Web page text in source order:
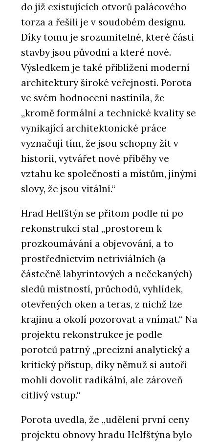
do již existujících otvorů palácového
torza a řešili je v soudobém designu.
Díky tomu je srozumitelné, které části
stavby jsou původní a které nové.
Výsledkem je také přiblížení moderní
architektury široké veřejnosti. Porota
ve svém hodnocení nastínila, že
„kromě formální a technické kvality se
vynikající architektonické práce
vyznačují tím, že jsou schopny žít v
historii, vytvářet nové příběhy ve
vztahu ke společnosti a místům, jinými
slovy, že jsou vitální.“
Hrad Helfštýn se přitom podle ní po
rekonstrukci stal „prostorem k
prozkoumávání a objevování, a to
prostřednictvím netriviálních (a
částečně labyrintových a nečekaných)
sledů místností, průchodů, vyhlídek,
otevřených oken a teras, z nichž lze
krajinu a okolí pozorovat a vnímat.“ Na
projektu rekonstrukce je podle
porotců patrný „precizní analytický a
kritický přístup, díky němuž si autoři
mohli dovolit radikální, ale zároveň
citlivý vstup.“
Porota uvedla, že „udělení první ceny
projektu obnovy hradu Helfštýna bylo